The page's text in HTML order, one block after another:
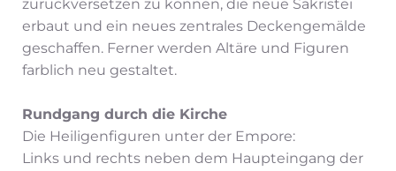
zurückversetzen zu können, die neue Sakristei
erbaut und ein neues zentrales Deckengemälde
geschaffen. Ferner werden Altäre und Figuren
farblich neu gestaltet.
Rundgang durch die Kirche
Die Heiligenfiguren unter der Empore:
Links und rechts neben dem Haupteingang der